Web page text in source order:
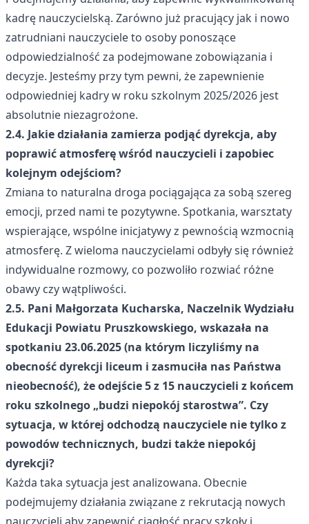
kadrę nauczycielską. Zarówno już pracujący jak i nowo
zatrudniani nauczyciele to osoby ponoszące
odpowiedzialność za podejmowane zobowiązania i
decyzje. Jesteśmy przy tym pewni, że zapewnienie
odpowiedniej kadry w roku szkolnym 2025/2026 jest
absolutnie niezagrożone.
2.4. Jakie działania zamierza podjąć dyrekcja, aby
poprawić atmosferę wśród nauczycieli i zapobiec
kolejnym odejściom?
Zmiana to naturalna droga pociągająca za sobą szereg
emocji, przed nami te pozytywne. Spotkania, warsztaty
wspierające, wspólne inicjatywy z pewnością wzmocnią
atmosferę. Z wieloma nauczycielami odbyły się również
indywidualne rozmowy, co pozwoliło rozwiać różne
obawy czy wątpliwości.
2.5. Pani Małgorzata Kucharska, Naczelnik Wydziału
Edukacji Powiatu Pruszkowskiego, wskazała na
spotkaniu 23.06.2025 (na którym liczyliśmy na
obecność dyrekcji liceum i zasmuciła nas Państwa
nieobecność), że odejście 5 z 15 nauczycieli z końcem
roku szkolnego „budzi niepokój starostwa”. Czy
sytuacja, w której odchodzą nauczyciele nie tylko z
powodów technicznych, budzi także niepokój
dyrekcji?
Każda taka sytuacja jest analizowana. Obecnie
podejmujemy działania związane z rekrutacją nowych